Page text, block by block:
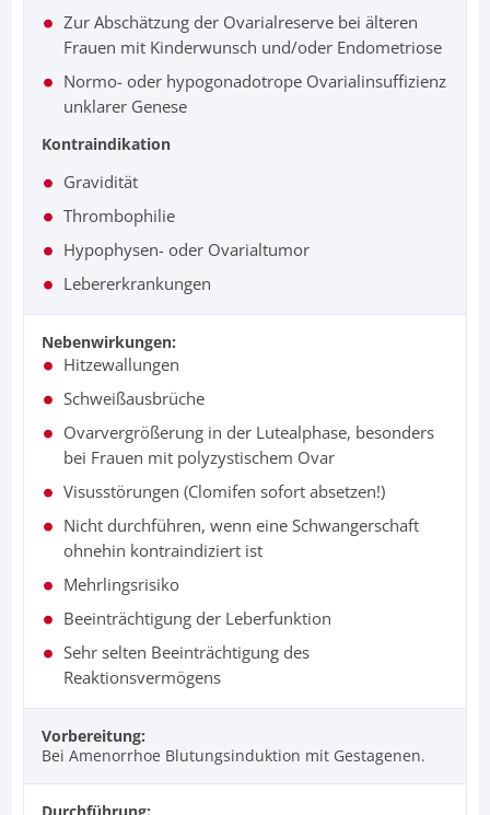
Zur Abschätzung der Ovarialreserve bei älteren
Frauen mit Kinderwunsch und/oder Endometriose
Normo- oder hypogonadotrope Ovarialinsuffizienz
unklarer Genese
Kontraindikation
Gravidität
Thrombophilie
Hypophysen- oder Ovarialtumor
Lebererkrankungen
Nebenwirkungen:
Hitzewallungen
Schweißausbrüche
Ovarvergrößerung in der Lutealphase, besonders
bei Frauen mit polyzystischem Ovar
Visusstörungen (Clomifen sofort absetzen!)
Nicht durchführen, wenn eine Schwangerschaft
ohnehin kontraindiziert ist
Mehrlingsrisiko
Beeinträchtigung der Leberfunktion
Sehr selten Beeinträchtigung des
Reaktionsvermögens
Vorbereitung:
Bei Amenorrhoe Blutungsinduktion mit Gestagenen.